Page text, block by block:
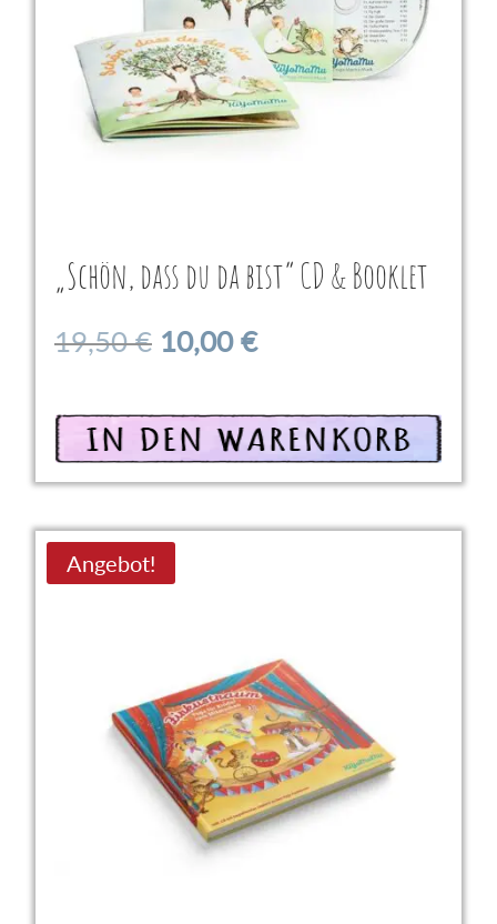
„Schön, dass du da bist“ CD & Booklet
19,50€ Ursprünglicher
war:
19,50 €
10,00 €Aktueller
ist:
10,00 €.
In den Warenkorb
Angebot!